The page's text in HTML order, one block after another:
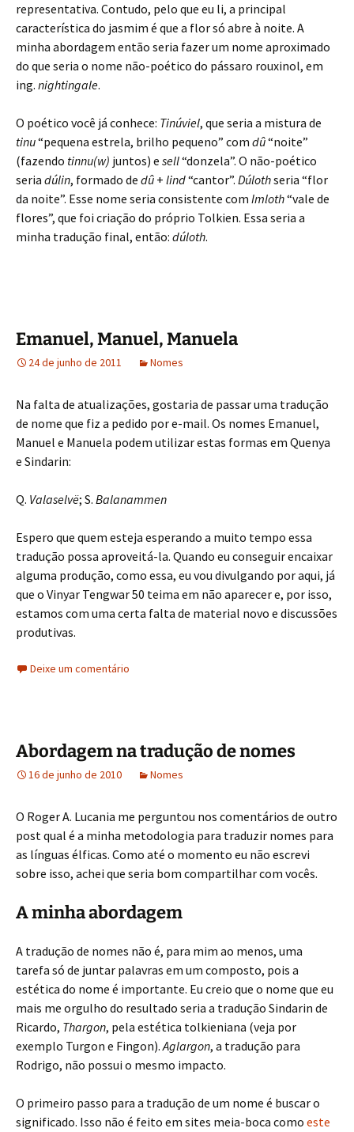
representativa. Contudo, pelo que eu li, a principal
característica do jasmim é que a flor só abre à noite. A
minha abordagem então seria fazer um nome aproximado
do que seria o nome não-poético do pássaro rouxinol, em
ing. nightingale.
O poético você já conhece: Tinúviel, que seria a mistura de
tinu“pequena estrela, brilho pequeno” com dû“noite”
(fazendo tinnu(w) juntos) e sell“donzela”. O não-poético
seria dúlin, formado de dû + lind“cantor”. Dúlothseria “flor
da noite”. Esse nome seria consistente com Imloth“vale de
flores”, que foi criação do próprio Tolkien. Essa seria a
minha tradução final, então: dúloth.
Emanuel, Manuel, Manuela
24 de junho de 2011 Nomes
Na falta de atualizações, gostaria de passar uma tradução
de nome que fiz a pedido por e-mail. Os nomes Emanuel,
Manuel e Manuela podem utilizar estas formas em Quenya
e Sindarin:
Q. Valaselvë; S. Balanammen
Espero que quem esteja esperando a muito tempo essa
tradução possa aproveitá-la. Quando eu conseguir encaixar
alguma produção, como essa, eu vou divulgando por aqui, já
que o Vinyar Tengwar 50 teima em não aparecer e, por isso,
estamos com uma certa falta de material novo e discussões
produtivas.
Deixe um comentário
Abordagem na tradução de nomes
16 de junho de 2010 Nomes
O Roger A. Lucania me perguntou nos comentários de outro
post qual é a minha metodologia para traduzir nomes para
as línguas élficas. Como até o momento eu não escrevi
sobre isso, achei que seria bom compartilhar com vocês.
A minha abordagem
A tradução de nomes não é, para mim ao menos, uma
tarefa só de juntar palavras em um composto, pois a
estética do nome é importante. Eu creio que o nome que eu
mais me orgulho do resultado seria a tradução Sindarin de
Ricardo, Thargon, pela estética tolkieniana (veja por
exemplo Turgon e Fingon).Aglargon, a tradução para
Rodrigo, não possui o mesmo impacto.
O primeiro passo para a tradução de um nome é buscar o
significado. Isso não é feito em sites meia-boca como este